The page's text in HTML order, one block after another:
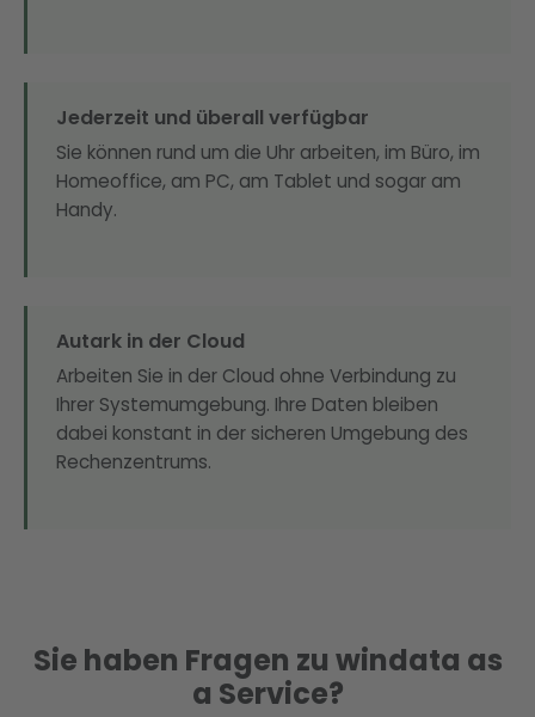
Jederzeit und überall verfügbar
Sie können rund um die Uhr arbeiten, im Büro, im
Homeoffice, am PC, am Tablet und sogar am
Handy.
Autark in der Cloud
Arbeiten Sie in der Cloud ohne Verbindung zu
Ihrer Systemumgebung. Ihre Daten bleiben
dabei konstant in der sicheren Umgebung des
Rechenzentrums.
Sie haben Fragen zu windata as
a Service?